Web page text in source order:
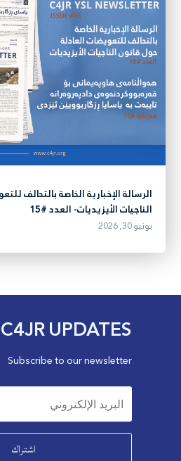
الرسالة الإخبارية الخاصة بالتحالف
الناجيات الأيزيديات- العدد #15
يونيو 30, 2026
C4JR UPDATES
Subscribe to our newsletter
اشتراك